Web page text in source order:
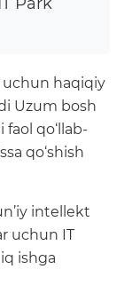
uchun haqiqiy
Uzum bosh
qo‘llab-
qo‘shish
intellekt
uchun IT
ishga